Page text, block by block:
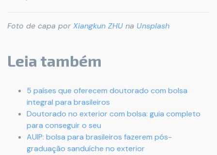
Foto de capa por Xiangkun ZHU na Unsplash
Leia também
5 países que oferecem doutorado com bolsa
integral para brasileiros
Doutorado no exterior com bolsa: guia completo
para conseguir o seu
AUIP: bolsa para brasileiros fazerem pós-
graduação sanduíche no exterior